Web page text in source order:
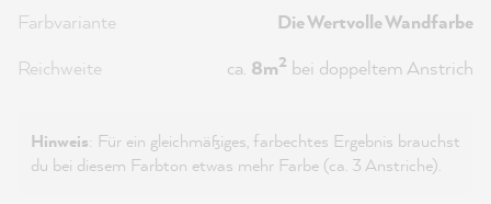
Farbvariante
Die Wertvolle Wandfarbe
Reichweite
ca. 8m2 bei doppeltem Anstrich
Hinweis: Für ein gleichmäßiges, farbechtes Ergebnis brauchst
du bei diesem Farbton etwas mehr Farbe (ca. 3 Anstriche).